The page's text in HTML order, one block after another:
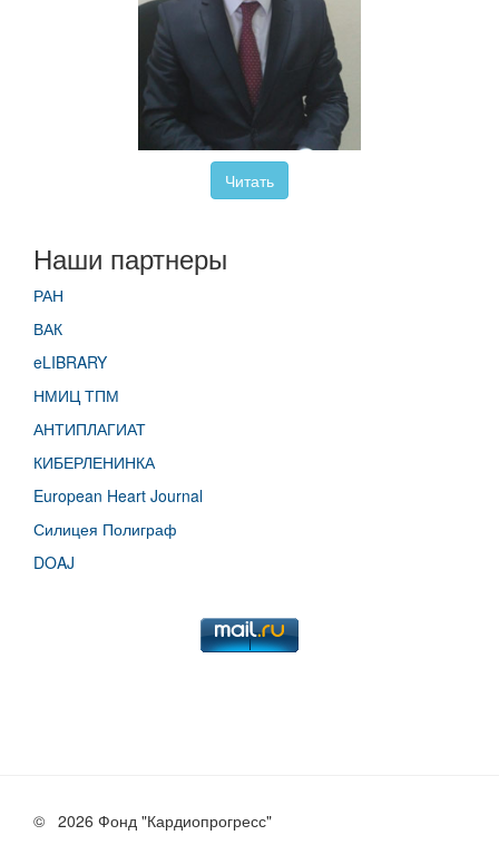
Читать
Наши партнеры
РАН
ВАК
eLIBRARY
НМИЦ ТПМ
АНТИПЛАГИАТ
КИБЕРЛЕНИНКА
European Heart Journal
Силицея Полиграф
DOAJ
© 2026 Фонд "Кардиопрогресс"